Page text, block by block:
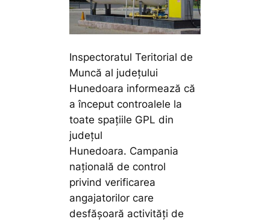
Inspectoratul Teritorial de
Muncă al județului
Hunedoara informează că
a început controalele la
toate spațiile GPL din
județul
Hunedoara. Campania
națională de control
privind verificarea
angajatorilor care
desfășoară activități de